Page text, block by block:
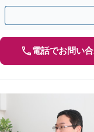
務から紛争解決までお任
電話でお問い